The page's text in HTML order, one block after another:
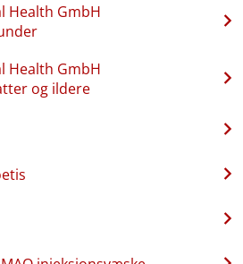
Health GmbH
Health GmbH
og ildere